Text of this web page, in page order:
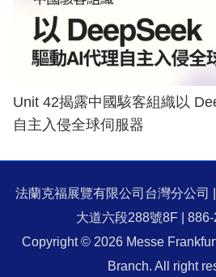
Unit 42揭露中國駭客組織以
自主入侵全球伺服器
法蘭克福展覽有限公司台灣分公司
大道六段288號8F |
Copyright © 2026 Messe
Branch. All right